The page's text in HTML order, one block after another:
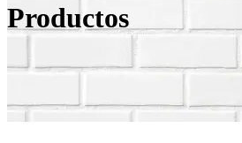
Productos